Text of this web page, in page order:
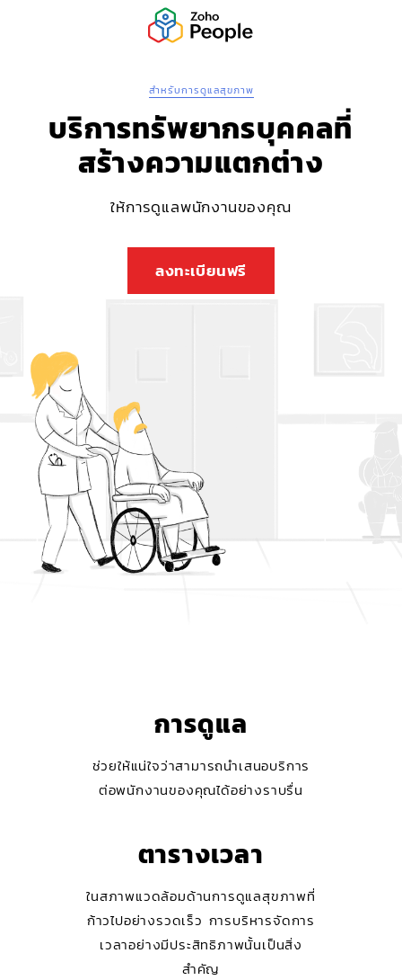
สำหรับการดูแลสุขภาพ
บริการทรัพยากรบุคคลที่
สร้างความแตกต่าง
ให้การดูแลพนักงานของคุณ
ลงทะเบียนฟรี
การดูแล
ช่วยให้แน่ใจว่าสามารถนำเสนอบริการ
ต่อพนักงานของคุณได้อย่างราบรื่น
ตารางเวลา
ในสภาพแวดล้อมด้านการดูแลสุขภาพที่
ก้าวไปอย่างรวดเร็ว การบริหารจัดการ
เวลาอย่างมีประสิทธิภาพนั้นเป็นสิ่ง
สำคัญ